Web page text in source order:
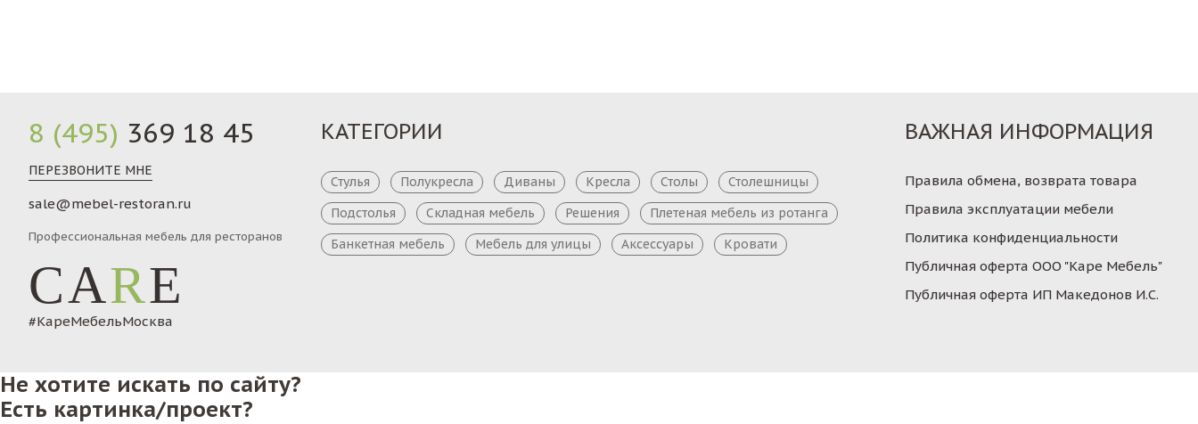
8 (495) 369 18 45
ПЕРЕЗВОНИТЕ МНЕ
sale@mebel-restoran.ru
Профессиональная мебель для ресторанов
CARE
#КареМебельМосква
КАТЕГОРИИ
Стулья Полукресла Диваны Кресла Столы
Столешницы
Подстолья
Складная мебель Решения
Плетеная мебель из ротанга
Банкетная мебель
Мебель для улицы Аксессуары Кровати
ВАЖНАЯ ИНФОРМАЦИЯ
Правила обмена, возврата товара
Правила эксплуатации мебели
Политика конфиденциальности
Публичная оферта ООО "Каре Мебель"
Публичная оферта ИП Македонов И.С.
Не хотите искать по сайту?
Есть картинка/проект?